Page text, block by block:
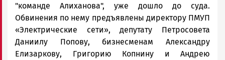
"команде Алиханова", уже дошло до суда.
Обвинения по нему предъявлены директору ПМУП
«Электрические сети», депутату Петросовета
Даниилу Попову, бизнесменам Александру
Елизаркову, Григорию Копнину и Андрею